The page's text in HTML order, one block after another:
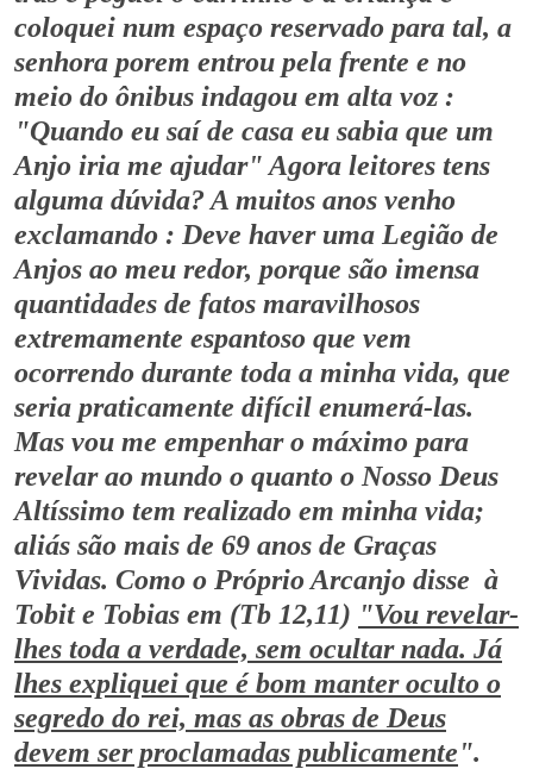
coloquei num espaço reservado para tal, a
senhora porem entrou pela frente e no
meio do ônibus indagou em alta voz :
"Quando eu saí de casa eu sabia que um
Anjo iria me ajudar" Agora leitores tens
alguma dúvida? A muitos anos venho
exclamando : Deve haver uma Legião de
Anjos ao meu redor, porque são imensa
quantidades de fatos maravilhosos
extremamente espantoso que vem
ocorrendo durante toda a minha vida, que
seria praticamente difícil enumerá-las.
Mas vou me empenhar o máximo para
revelar ao mundo o quanto o Nosso Deus
Altíssimo tem realizado em minha vida;
aliás são mais de 69 anos de Graças
Vividas. Como o Próprio Arcanjo disse à
Tobit e Tobias em (Tb 12,11) "Vou revelar-
lhes toda a verdade, sem ocultar nada. Já
lhes expliquei que é bom manter oculto o
segredo do rei, mas as obras de Deus
devem ser proclamadas publicamente".